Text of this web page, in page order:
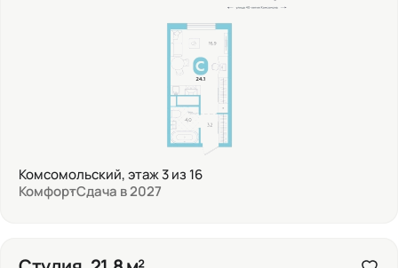
Комсомольский, этаж 3 из 16
КомфортСдача в 2027